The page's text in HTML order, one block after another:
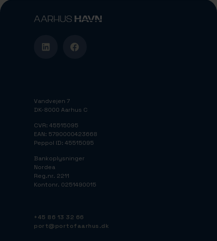
Vandvejen 7
DK-8000 Aarhus C
CVR: 45515095
EAN: 5790000423668
Peppol ID: 45515095
Bankoplysninger
Nordea
Reg.nr. 2211
Kontonr. 0251490015
+45 86 13 32 66
port@portofaarhus.dk